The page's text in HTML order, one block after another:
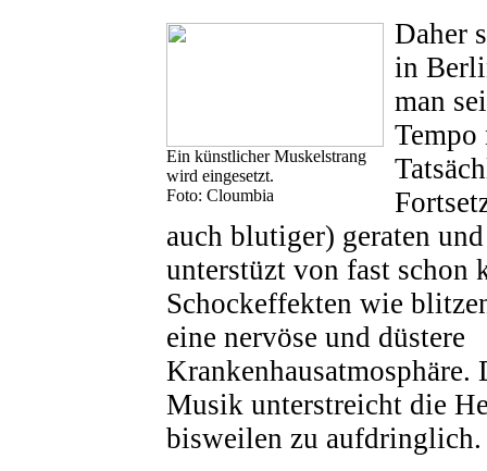
Ein künstlicher Muskelstrang
wird eingesetzt.
Foto: Cloumbia
Daher
in
man
Tempo
auch blutiger) geraten
unterstüzt von fast schon
Schockeffekten wie
eine nervöse und düstere
Krankenhausatmosphäre.
Musik unterstreicht die
bisweilen zu aufdringlich.